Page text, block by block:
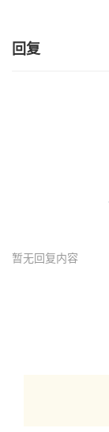
回复
暂无回复内容